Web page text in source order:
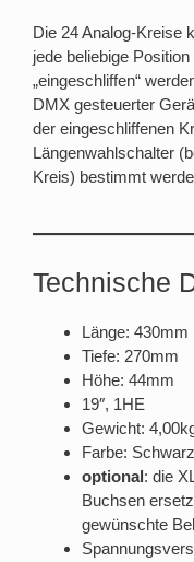
Die 24 Analog-Kreise
jede beliebige
„eingeschliffen“
DMX gesteuerter
der eingeschliffenen
Längenwahlschalter
Kreis) bestimmt
Technische
Länge: 430mm
Tiefe: 270mm
Höhe: 44mm
19″, 1HE
Gewicht:
Farbe: Schwarz
optional: die
Buchsen
gewünschte